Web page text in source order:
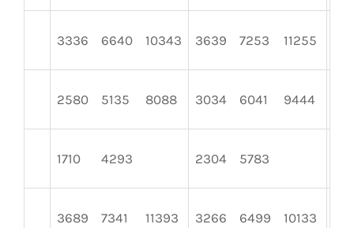
3336 6640 10343 3639 7253 11255
2580 5135 8088 3034 6041 9444
1710 4293 2304 5783
3689 7341 11393 3266 6499 10133